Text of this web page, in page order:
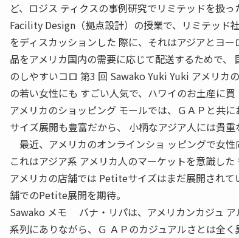
ど、ロジス ティクスの事例研究でリミテッドを扱っ
Facility Design（拠点設計）の授業で、リミテッド
をディスカッションした 際に、それはアジアとヨ
品をアメリカ国内の需要に応じて配送するためで
のしやすいコロ 第3 回 Sawako Yuki Yuki アメリ
の若い女性にも すごい人気で、ハワイのお土産に
アメリカのショッピング モールでは、ＧＡＰと共に
サイズ展開も豊富だから、 小柄なアジア人には貴重
最近、アメリカのオンラインショ ッピングで女
これはアジア系 アメリカ人のマーケットを意識した
アメリカの店舗では Petiteサイズはまだ展開され
舗でのPetite展開を期待。
Sawako メモ バナ・リパは、アメリカンカジュ
系列にありながら、Ｇ ＡＰのカジュアルさとは全